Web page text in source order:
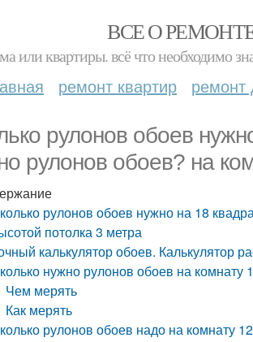
ВСЕ О
или квартиры. всё что необходимо
ремонт квартир ремонт
рулонов обоев
рулонов обоев? на
рулонов обоев нужно на 18
потолка 3 метра
калькулятор обоев. Калькулятор
нужно рулонов обоев на комнату
Чем мерять
Как мерять
рулонов обоев надо на комнату